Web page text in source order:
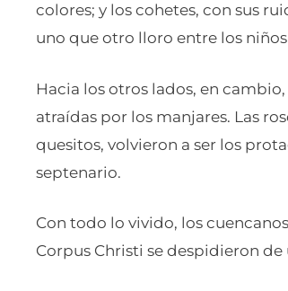
colores; y los cohetes, con sus
uno que otro lloro entre los
Hacia los otros lados, en
atraídas por los manjares. Las
quesitos, volvieron a ser los
septenario.
Con todo lo vivido, los
Corpus Christi se despidieron